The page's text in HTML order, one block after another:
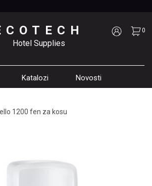
Katalozi Novosti
Hotel Supplies
0
1200 fen za kosu